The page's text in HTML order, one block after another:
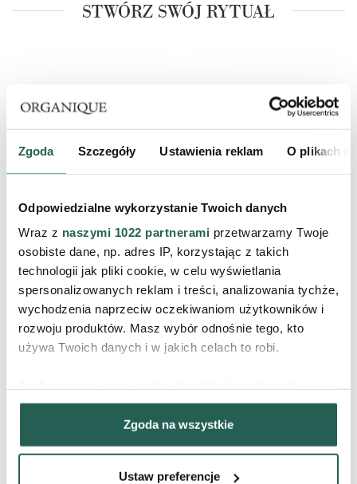
Zgoda Szczegóły Ustawienia reklam O plikach
Odpowiedzialne wykorzystanie Twoich danych
Wraz z naszymi 1022 partnerami przetwarzamy Twoje
osobiste dane, np. adres IP, korzystając z takich
technologii jak pliki cookie, w celu wyświetlania
spersonalizowanych reklam i treści, analizowania tychże,
wychodzenia naprzeciw oczekiwaniom użytkowników i
rozwoju produktów. Masz wybór odnośnie tego, kto
używa Twoich danych i w jakich celach to robi.
Gromadzić dane dotyczące Twojej lokalizacji
geograficznej z dokładnością nawet do kilku metrów
Identyfikować Twoje urządzenie, aktywnie analizując
Zgoda na wszystkie
Ustaw preferencje
STWÓRZ SWÓJ RYTUAŁ
Ageing/Grape
Kule do kąpieli
24,90 zł
PRODUKT CHWILOWO NIEDOSTĘPNY
Intense Anti-Ageing/Grape
Masła i balsamy do ciała
84,90 zł
PRODUKT CHWILOWO NIEDOSTĘPNY
‹ ›